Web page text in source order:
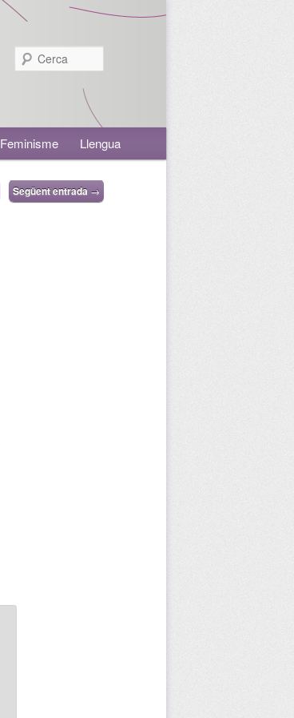
Feminisme Llengua
Següent entrada →